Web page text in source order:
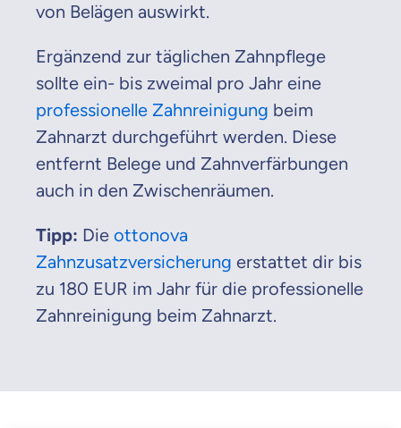
von Belägen auswirkt.
Ergänzend zur täglichen Zahnpflege
sollte ein- bis zweimal pro Jahr eine
professionelle Zahnreinigung beim
Zahnarzt durchgeführt werden. Diese
entfernt Belege und Zahnverfärbungen
auch in den Zwischenräumen.
Tipp: Die ottonova
Zahnzusatzversicherung erstattet dir bis
zu 180 EUR im Jahr für die professionelle
Zahnreinigung beim Zahnarzt.